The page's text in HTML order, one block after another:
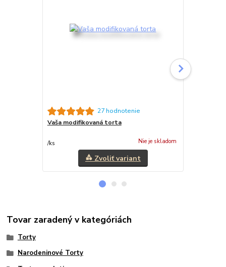
27 hodnotenie
Vaša modifikovaná torta
/ks Nie je skladom
Zvoliť variant
Tovar zaradený v kategóriách
Torty
Narodeninové Torty